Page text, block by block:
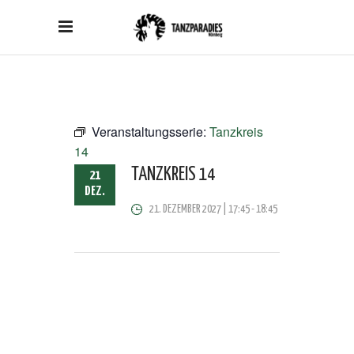
Veranstaltungsserie: Tanzkreis
14
21
DEZ.
TANZKREIS 14
21. DEZEMBER 2027 | 17:45-18:45